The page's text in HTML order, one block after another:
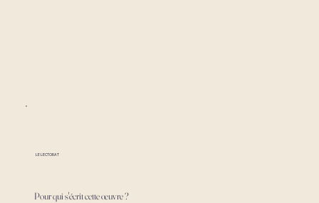
LE LECTORAT
Pour qui s'écrit cette œuvre ?